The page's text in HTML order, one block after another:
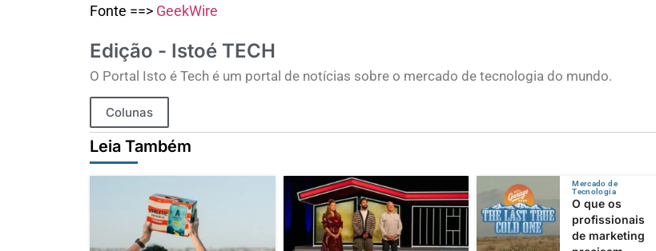
Fonte ==> GeekWire
Edição - Istoé TECH
O Portal Isto é Tech é um portal de notícias sobre o mercado de tecnologia do mundo.
Colunas
Leia Também
Mercado de
Tecnologia
O que os
profissionais
de marketing